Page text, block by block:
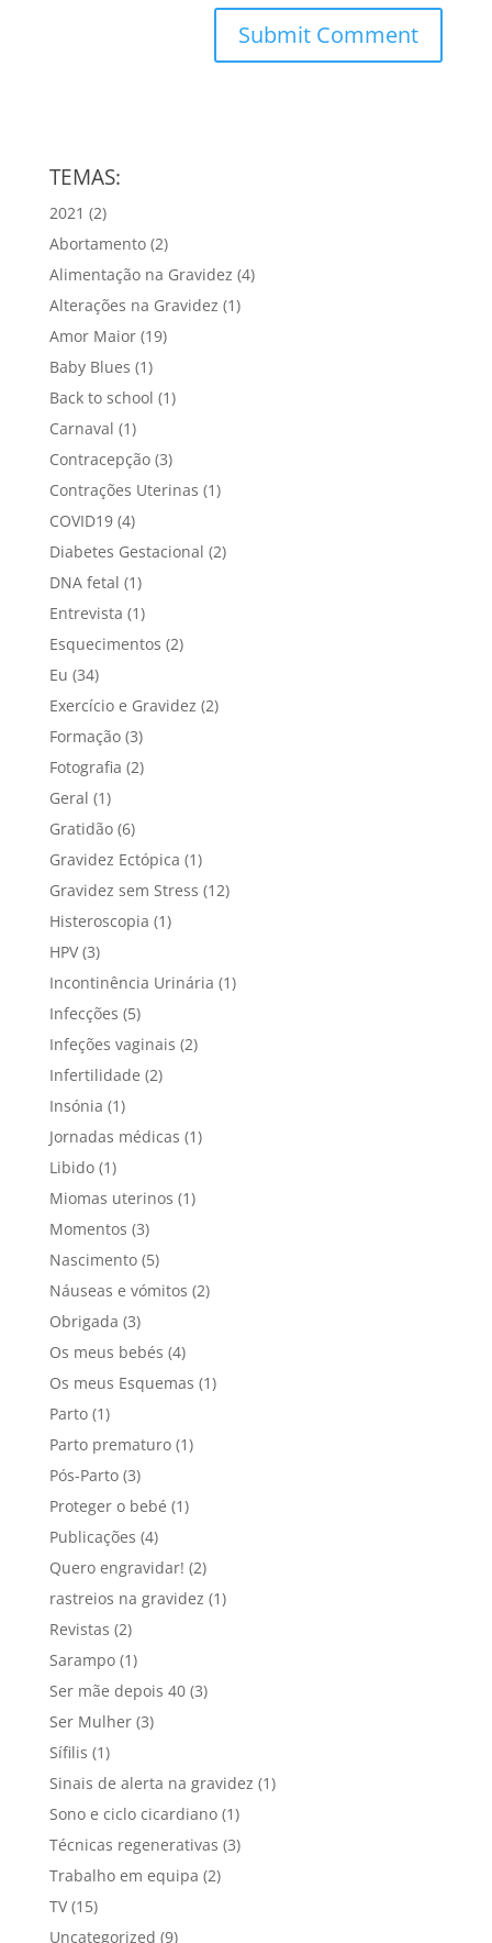
TEMAS:
2021 (2)
Abortamento(2)
Alimentação na Gravidez (4)
Alterações na Gravidez (1)
Amor Maior(19)
Baby Blues (1)
Back to school (1)
Carnaval (1)
Contracepção(3)
Contrações Uterinas (1)
COVID19(4)
Diabetes Gestacional (2)
DNA fetal (1)
Entrevista (1)
Esquecimentos (2)
Eu (34)
Exercício e Gravidez (2)
Formação(3)
Fotografia (2)
Geral (1)
Gratidão(6)
Gravidez Ectópica (1)
Gravidez sem Stress (12)
Histeroscopia (1)
HPV(3)
Incontinência Urinária (1)
Infecções (5)
Infeções vaginais (2)
Infertilidade (2)
Insónia (1)
Jornadas médicas (1)
Libido(1)
Miomas uterinos (1)
Momentos (3)
Nascimento(5)
Náuseas e vómitos (2)
Obrigada (3)
Os meus bebés (4)
Os meus Esquemas (1)
Parto(1)
Parto prematuro(1)
Pós-Parto(3)
Proteger o bebé (1)
Publicações (4)
Quero engravidar! (2)
rastreios na gravidez (1)
Revistas (2)
Sarampo(1)
Ser mãe depois 40(3)
Ser Mulher(3)
Sífilis (1)
Sinais de alerta na gravidez (1)
Sono e ciclo cicardiano(1)
Técnicas regenerativas (3)
Trabalho em equipa (2)
TV(15)
Uncategorized (9)